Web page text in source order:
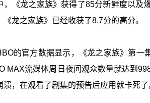
，《龙之家族》获得了85分新鲜度以及
《龙之家族》已经收获了8.7分的高分。
的官方数据显示，《龙之家族》第一
MAX流媒体周日夜间观众数量就达到
溃，在观看了剧集的预告后应用就卡死了